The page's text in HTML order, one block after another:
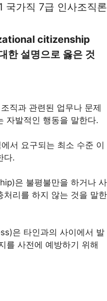
국가직 7급 인사조직론
citizenship
한 설명으로 옳은 것
직과 관련된 업무나 문제
자발적인 행동을 말한다.
서 요구되는 최소 수준 이
다.
은 불평불만을 하거나 사
처리를 하지 않는 것을 말한
은 타인과의 사이에서 발
를 사전에 예방하기 위해